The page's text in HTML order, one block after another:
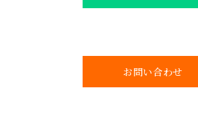
お問い合わせ